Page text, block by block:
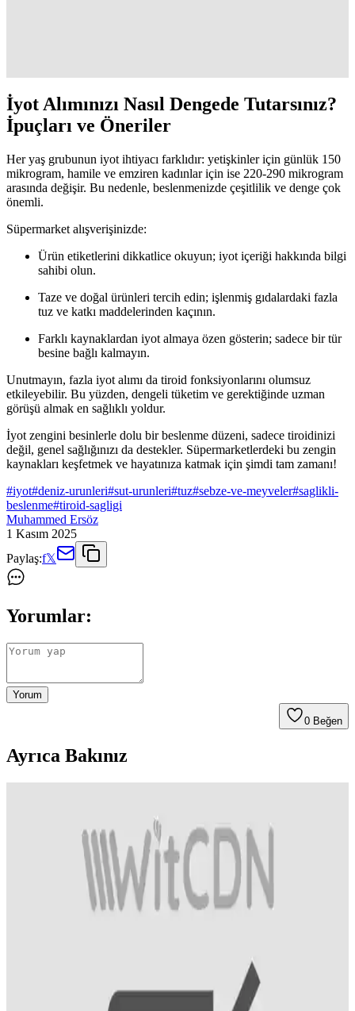
İyot Alımınızı Nasıl Dengede Tutarsınız?
İpuçları ve Öneriler
Her yaş grubunun iyot ihtiyacı farklıdır: yetişkinler için günlük 150
mikrogram, hamile ve emziren kadınlar için ise 220-290 mikrogram
arasında değişir. Bu nedenle, beslenmenizde çeşitlilik ve denge çok
önemli.
Süpermarket alışverişinizde:
Ürün etiketlerini dikkatlice okuyun; iyot içeriği hakkında bilgi
sahibi olun.
Taze ve doğal ürünleri tercih edin; işlenmiş gıdalardaki fazla
tuz ve katkı maddelerinden kaçının.
Farklı kaynaklardan iyot almaya özen gösterin; sadece bir tür
besine bağlı kalmayın.
Unutmayın, fazla iyot alımı da tiroid fonksiyonlarını olumsuz
etkileyebilir. Bu yüzden, dengeli tüketim ve gerektiğinde uzman
görüşü almak en sağlıklı yoldur.
İyot zengini besinlerle dolu bir beslenme düzeni, sadece tiroidinizi
değil, genel sağlığınızı da destekler. Süpermarketlerdeki bu zengin
kaynakları keşfetmek ve hayatınıza katmak için şimdi tam zamanı!
#iyot#deniz-urunleri#sut-urunleri#tuz#sebze-ve-meyveler#saglikli-
beslenme#tiroid-sagligi
Muhammed Ersöz
1 Kasım 2025
Paylaş:f𝕏
Yorumlar:
Yorum
0 Beğen
Ayrıca Bakınız
Desteği Sağlamanın Yolları
Osende markasının iyot ürünleri, tiroid sağlığını destekler, mineral
dengesini sağlar ve günlük ihtiyaçlara uygun seçenekler sunar,
böylece sağlık ve güvenliği artırır.
İyot Zengini Besinler ve Güncel Yaklaşımlar Sağlıklı
İyot içeren besinler ve güncel yaklaşımlar ile sağlıklı yaşam için
doğru seçimler yapın, deniz ürünleri ve takviyelerle iyot ihtiyacınızı